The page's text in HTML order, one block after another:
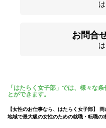
お問合
「はたらく女子部」では、様々な
とができます。
【女性のお仕事なら、はたらく女子部】
地域で最大級の女性のための就職・転職の